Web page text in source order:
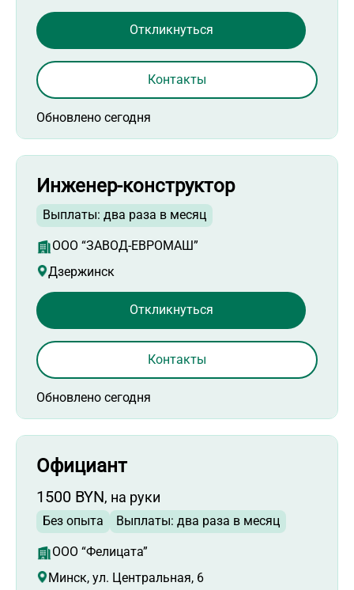
Обновлено сегодня
Откликнуться
Контакты
Инженер-конструктор
Выплаты: два раза в месяц
ООО “ЗАВОД-ЕВРОМАШ”
Дзержинск
Обновлено сегодня
Откликнуться
Контакты
Официант
1500 BYN, на руки
Без опыта Выплаты: два раза в месяц
ООО “Фелицата”
Минск, ул. Центральная, 6